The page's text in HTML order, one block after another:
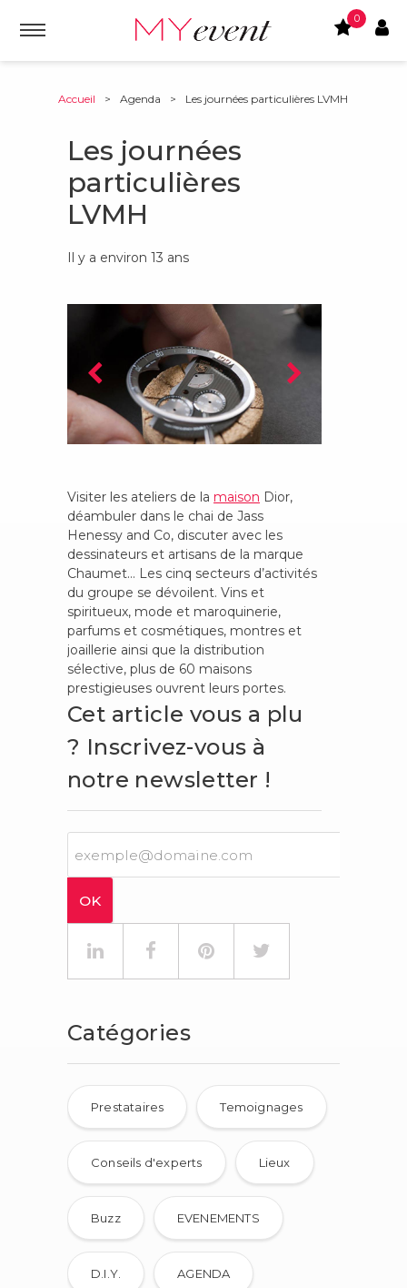
0
Accueil > Agenda > Les journées particulières LVMH
Les journées
particulières
LVMH
Il y a environ 13 ans
Visiter les ateliers de la maison Dior,
déambuler dans le chai de Jass
Henessy and Co, discuter avec les
dessinateurs et artisans de la marque
Chaumet… Les cinq secteurs d’activités
du groupe se dévoilent. Vins et
spiritueux, mode et maroquinerie,
parfums et cosmétiques, montres et
joaillerie ainsi que la distribution
sélective, plus de 60 maisons
prestigieuses ouvrent leurs portes.
Cet article vous a plu
? Inscrivez-vous à
notre newsletter !
Catégories
Prestataires Temoignages
Conseils d'experts Lieux
Buzz EVENEMENTS
D.I.Y. AGENDA